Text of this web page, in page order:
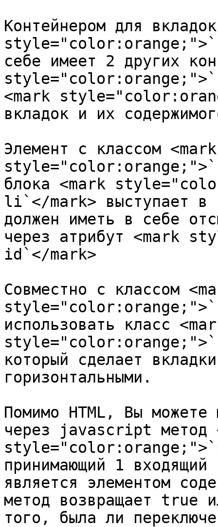
Контейнером для
себе имеет 2 других
<mark
вкладок и их
Элемент с классом <mark
блока <mark
li`</mark> выступает в
должен иметь в себе
через атрибут <mark
id`</mark>
Совместно с классом
использовать класс
который сделает
горизонтальными.
Помимо HTML, Вы можете
через javascript метод
принимающий 1
является элементом
метод возвращает true
того, была ли